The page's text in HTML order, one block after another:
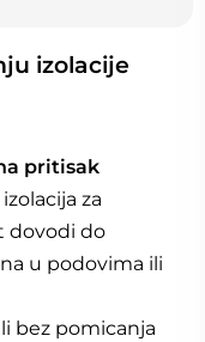
izolacije
pritisak
za
dovodi do
u podovima ili
bez pomicanja